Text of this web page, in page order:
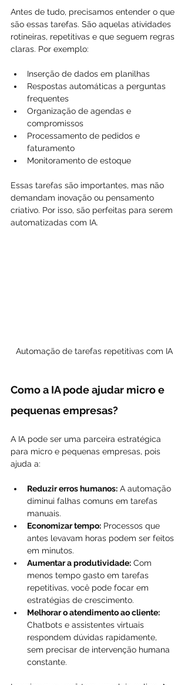
Antes de tudo, precisamos entender o que
são essas tarefas. São aquelas atividades
rotineiras, repetitivas e que seguem regras
claras. Por exemplo:
Inserção de dados em planilhas
Respostas automáticas a perguntas
frequentes
Organização de agendas e
compromissos
Processamento de pedidos e
faturamento
Monitoramento de estoque
Essas tarefas são importantes, mas não
demandam inovação ou pensamento
criativo. Por isso, são perfeitas para serem
automatizadas com IA.
Automação de tarefas repetitivas com IA
Como a IA pode ajudar micro e
pequenas empresas?
A IA pode ser uma parceira estratégica
para micro e pequenas empresas, pois
ajuda a:
Reduzir erros humanos: A automação
diminui falhas comuns em tarefas
manuais.
Economizar tempo: Processos que
antes levavam horas podem ser feitos
em minutos.
Aumentar a produtividade: Com
menos tempo gasto em tarefas
repetitivas, você pode focar em
estratégias de crescimento.
Melhorar o atendimento ao cliente:
Chatbots e assistentes virtuais
respondem dúvidas rapidamente,
sem precisar de intervenção humana
constante.